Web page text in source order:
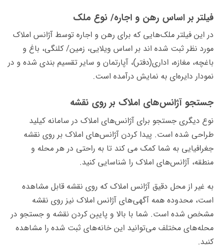
فیلتر بر اساس رهن و اجاره/ نوع ملک
در این فیلتر ملک‌هایی که برای رهن و اجاره توسط آژانس املاک
مورد نظر ثبت شده اند بر اساس ویلایی، زمین/ کلنگی، باغ و
باغچه، مغازه، اداری(دفتر)، آپارتمان و سایر تقسیم بندی شده و در
نمودار دایره‌ای به نمایش درآمده است.
جستجو آژانس‌های املاک بر روی نقشه
نوع دیگری جستجو برای آژانس‌های املاک در سامانه کیلید
طراحی شده است. پیدا کردن آژانس‌های املاک بر روی نقشه
جغرافیایی به شما کمک می کند تا به راحتی در هر محله و
منطقه، آژانس‌های املاک را شناسایی کنید.
به غیر از محل دقیق آژانس املاک که روی نقشه قابل مشاهده
است، محدوده همه آگهی‌های آژانس املاک نیز روی نقشه‌
مشخص شده است. شما با بالا و پایین کردن نقشه و جستجو در
محله‌های مختلف می‌توانید این خانه‌های ثبت شده را مشاهده
کنید.